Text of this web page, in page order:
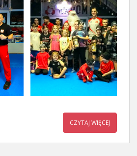
CZYTAJ WIĘCEJ